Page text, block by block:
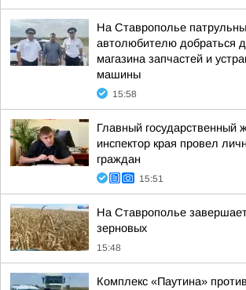
На Ставрополье
автолюбителю добраться
магазина запчастей и
машины
15:58
Главный государственный
инспектор края провел
граждан
15:51
На Ставрополье
зерновых
15:48
Комплекс «Паутина»